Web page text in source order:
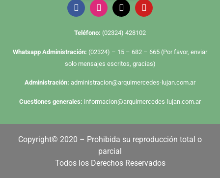
Te léfono: (02324) 428102
Whatsapp Administración: (02324) – 15 – 682 – 665 (Por favor, enviar
solo mensajes escritos, gracias)
Administración: administracion@arquimercedes-lujan.com.ar
Cuestiones generales: informacion@arquimercedes-lujan.com.ar
Copyright© 2020 – Prohibida su reproducción total o
parcial
Todos los Derechos Reservados